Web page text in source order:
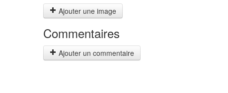
Ajouter une image
Commentaires
Ajouter un commentaire